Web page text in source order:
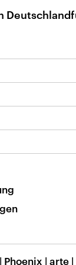
dlf.de
App
| Phoenix | arte |